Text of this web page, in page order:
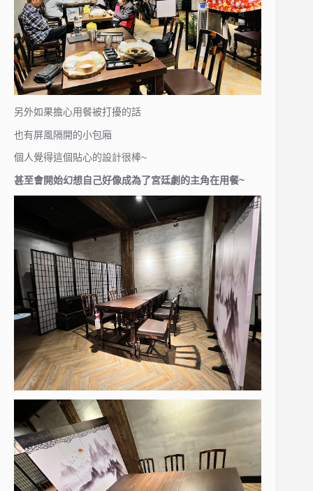
另外如果擔心用餐被打擾的話
也有屏風隔開的小包廂
個人覺得這個貼心的設計很棒~
甚至會開始幻想自己好像成為了宮廷劇的主角在用餐~